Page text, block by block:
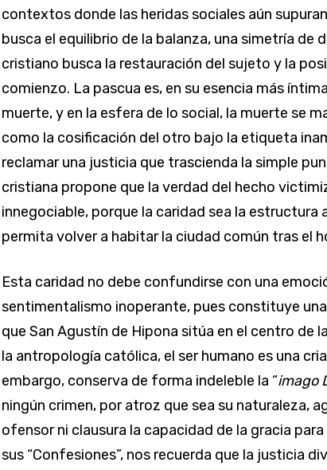
contextos donde las heridas sociales aún
busca el equilibrio de la balanza, una simetría de
cristiano busca la restauración del sujeto y la
comienzo. La pascua es, en su esencia más
muerte, y en la esfera de lo social, la muerte se
como la cosificación del otro bajo la etiqueta
reclamar una justicia que trascienda la simple
cristiana propone que la verdad del hecho
innegociable, porque la caridad sea la estructura
permita volver a habitar la ciudad común tras el
Esta caridad no debe confundirse con una
sentimentalismo inoperante, pues constituye
que San Agustín de Hipona sitúa en el centro de
la antropología católica, el ser humano es una
embargo, conserva de forma indeleble la “imago
ningún crimen, por atroz que sea su naturaleza,
ofensor ni clausura la capacidad de la gracia
sus “Confesiones”, nos recuerda que la justicia